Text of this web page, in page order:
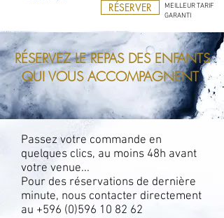
RÉSERVER
MEILLEUR TARIF
GARANTI
RÉSERVEZ LE REPAS DES ENFANTS
QUI VOUS ACCOMPAGNENT
Passez votre commande en
quelques clics, au moins 48h avant
votre venue...
Pour des réservations de dernière
minute, nous contacter directement
au +596 (0)596 10 82 62